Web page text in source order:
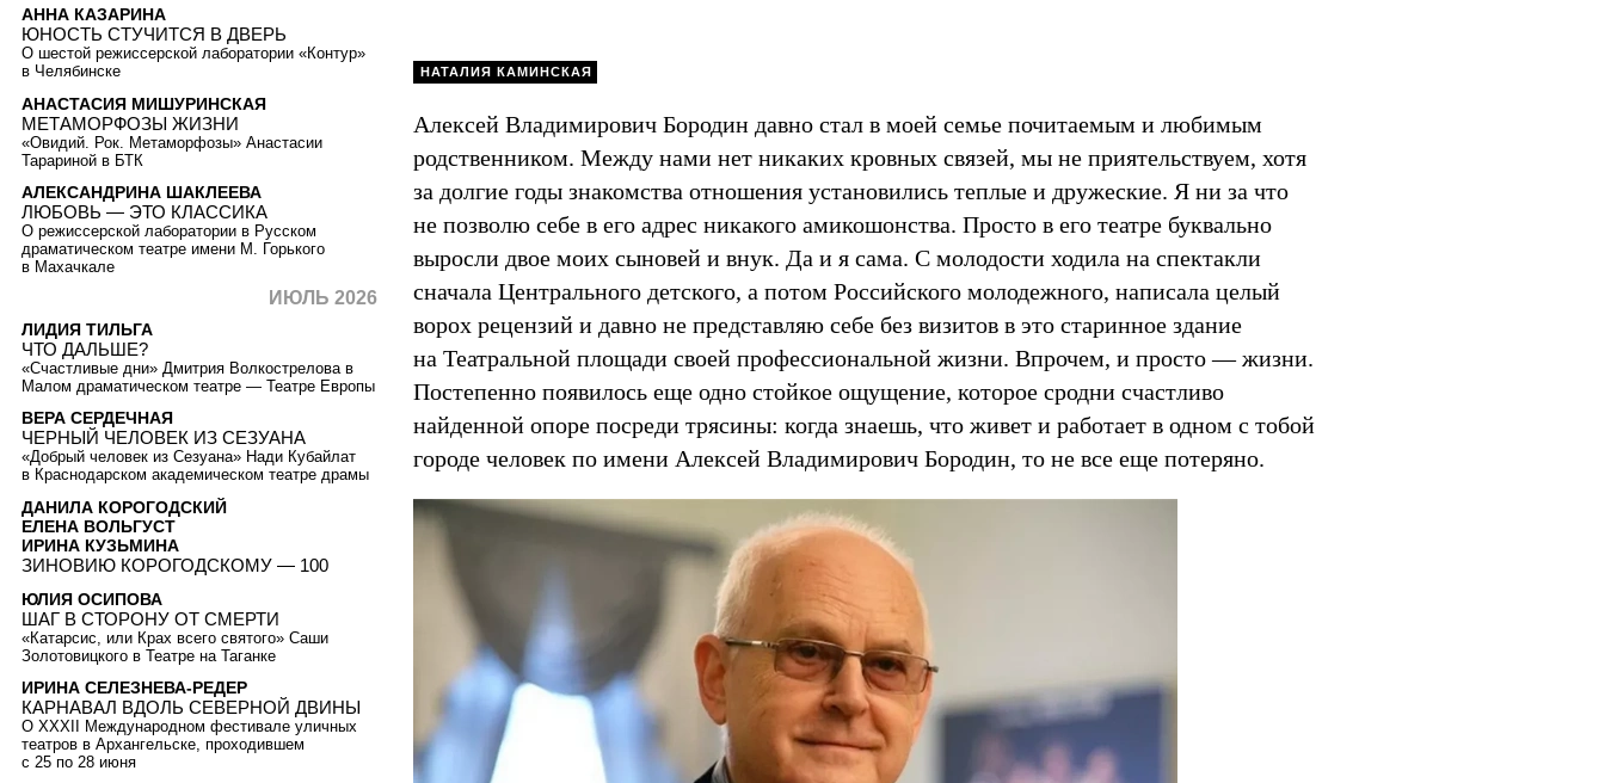
НАТАЛИЯ КАМИНСКАЯ
Алексей Владимирович Бородин давно стал в моей семье почитаемым и любимым
родственником. Между нами нет никаких кровных связей, мы не приятельствуем, хотя
за долгие годы знакомства отношения установились теплые и дружеские. Я ни за что
не позволю себе в его адрес никакого амикошонства. Просто в его театре буквально
выросли двое моих сыновей и внук. Да и я сама. С молодости ходила на спектакли
сначала Центрального детского, а потом Российского молодежного, написала целый
ворох рецензий и давно не представляю себе без визитов в это старинное здание
на Театральной площади своей профессиональной жизни. Впрочем, и просто — жизни.
Постепенно появилось еще одно стойкое ощущение, которое сродни счастливо
найденной опоре посреди трясины: когда знаешь, что живет и работает в одном с тобой
городе человек по имени Алексей Владимирович Бородин, то не все еще потеряно.
АННА КАЗАРИНА
ЮНОСТЬ СТУЧИТСЯ В ДВЕРЬ
О шестой режиссерской лаборатории «Контур»
в Челябинске
АНАСТАСИЯ МИШУРИНСКАЯ
МЕТАМОРФОЗЫ ЖИЗНИ
«Овидий. Рок. Метаморфозы» Анастасии
Тарариной в БТК
АЛЕКСАНДРИНА ШАКЛЕЕВА
ЛЮБОВЬ — ЭТО КЛАССИКА
О режиссерской лаборатории в Русском
драматическом театре имени М. Горького
в Махачкале
ИЮЛЬ 2026
ЛИДИЯ ТИЛЬГА
ЧТО ДАЛЬШЕ?
«Счастливые дни» Дмитрия Волкострелова в
Малом драматическом театре — Театре Европы
ВЕРА СЕРДЕЧНАЯ
ЧЕРНЫЙ ЧЕЛОВЕК ИЗ СЕЗУАНА
«Добрый человек из Сезуана» Нади Кубайлат
в Краснодарском академическом театре драмы
ДАНИЛА КОРОГОДСКИЙ
ЕЛЕНА ВОЛЬГУСТ
ИРИНА КУЗЬМИНА
ЗИНОВИЮ КОРОГОДСКОМУ — 100
ЮЛИЯ ОСИПОВА
ШАГ В СТОРОНУ ОТ СМЕРТИ
«Катарсис, или Крах всего святого» Саши
Золотовицкого в Театре на Таганке
ИРИНА СЕЛЕЗНЕВА-РЕДЕР
КАРНАВАЛ ВДОЛЬ СЕВЕРНОЙ ДВИНЫ
О XXXII Международном фестивале уличных
театров в Архангельске, проходившем
с 25 по 28 июня